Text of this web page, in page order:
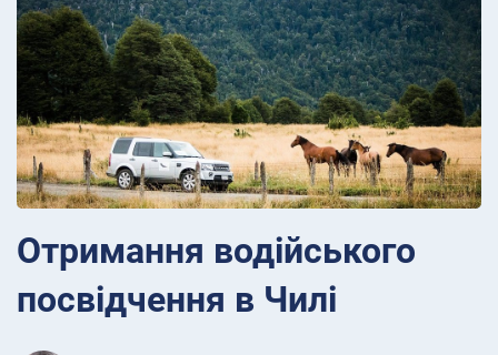
Отримання водійського
посвідчення в Чилі